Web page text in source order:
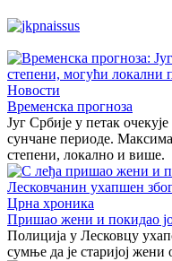
Новости
Временска прогноза
Југ Србије у петак
сунчане периоде.
степени, локално и више.
Црна хроника
Пришао жени и покидао
Полиција у Лесковцу
сумње да је старијој жени